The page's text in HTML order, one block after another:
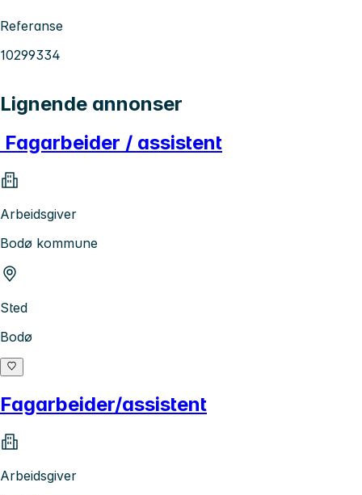
Referanse
10299334
Lignende annonser
Fagarbeider / assistent
Arbeidsgiver
Bodø kommune
Sted
Bodø
Fagarbeider/assistent
Arbeidsgiver